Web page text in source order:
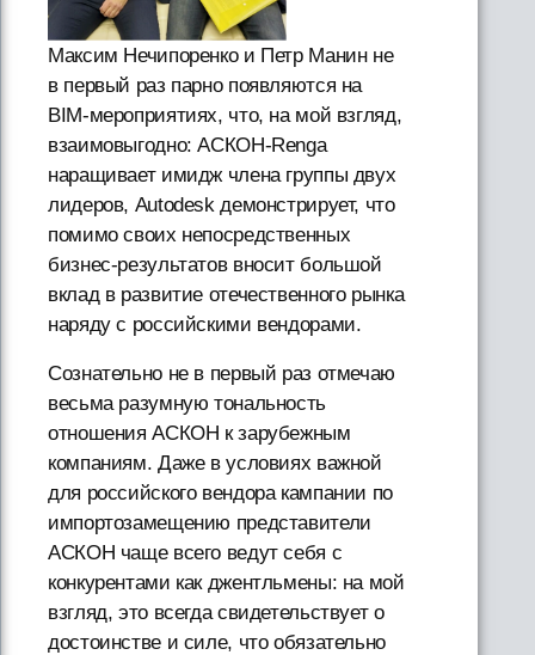
Максим Нечипоренко и Петр Манин не
в первый раз парно появляются на
BIM-мероприятиях, что, на мой взгляд,
взаимовыгодно: АСКОН-Renga
наращивает имидж члена группы двух
лидеров, Autodesk демонстрирует, что
помимо своих непосредственных
бизнес-результатов вносит большой
вклад в развитие отечественного рынка
наряду с российскими вендорами.
Сознательно не в первый раз отмечаю
весьма разумную тональность
отношения АСКОН к зарубежным
компаниям. Даже в условиях важной
для российского вендора кампании по
импортозамещению представители
АСКОН чаще всего ведут себя с
конкурентами как джентльмены: на мой
взгляд, это всегда свидетельствует о
достоинстве и силе, что обязательно